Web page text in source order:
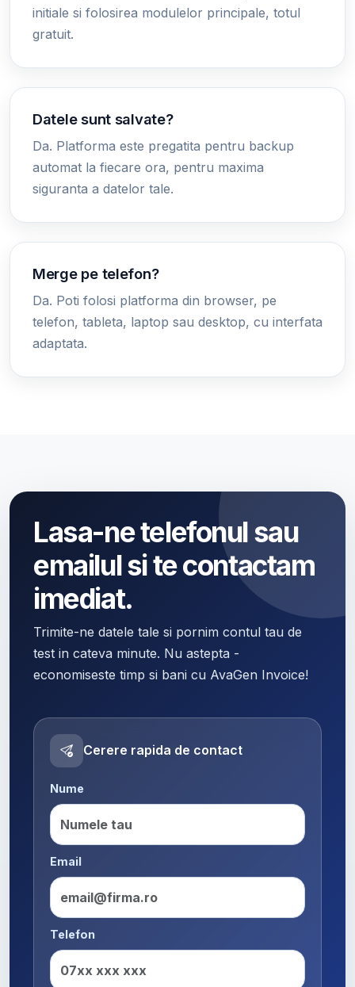
initiale si folosirea modulelor principale, totul
gratuit.
Datele sunt salvate?
Da. Platforma este pregatita pentru backup
automat la fiecare ora, pentru maxima
siguranta a datelor tale.
Merge pe telefon?
Da. Poti folosi platforma din browser, pe
telefon, tableta, laptop sau desktop, cu interfata
adaptata.
Lasa-ne telefonul sau
emailul si te contactam
imediat.
Trimite-ne datele tale si pornim contul tau de
test in cateva minute. Nu astepta -
economiseste timp si bani cu AvaGen Invoice!
Cerere rapida de contact
Nume
Email
Telefon